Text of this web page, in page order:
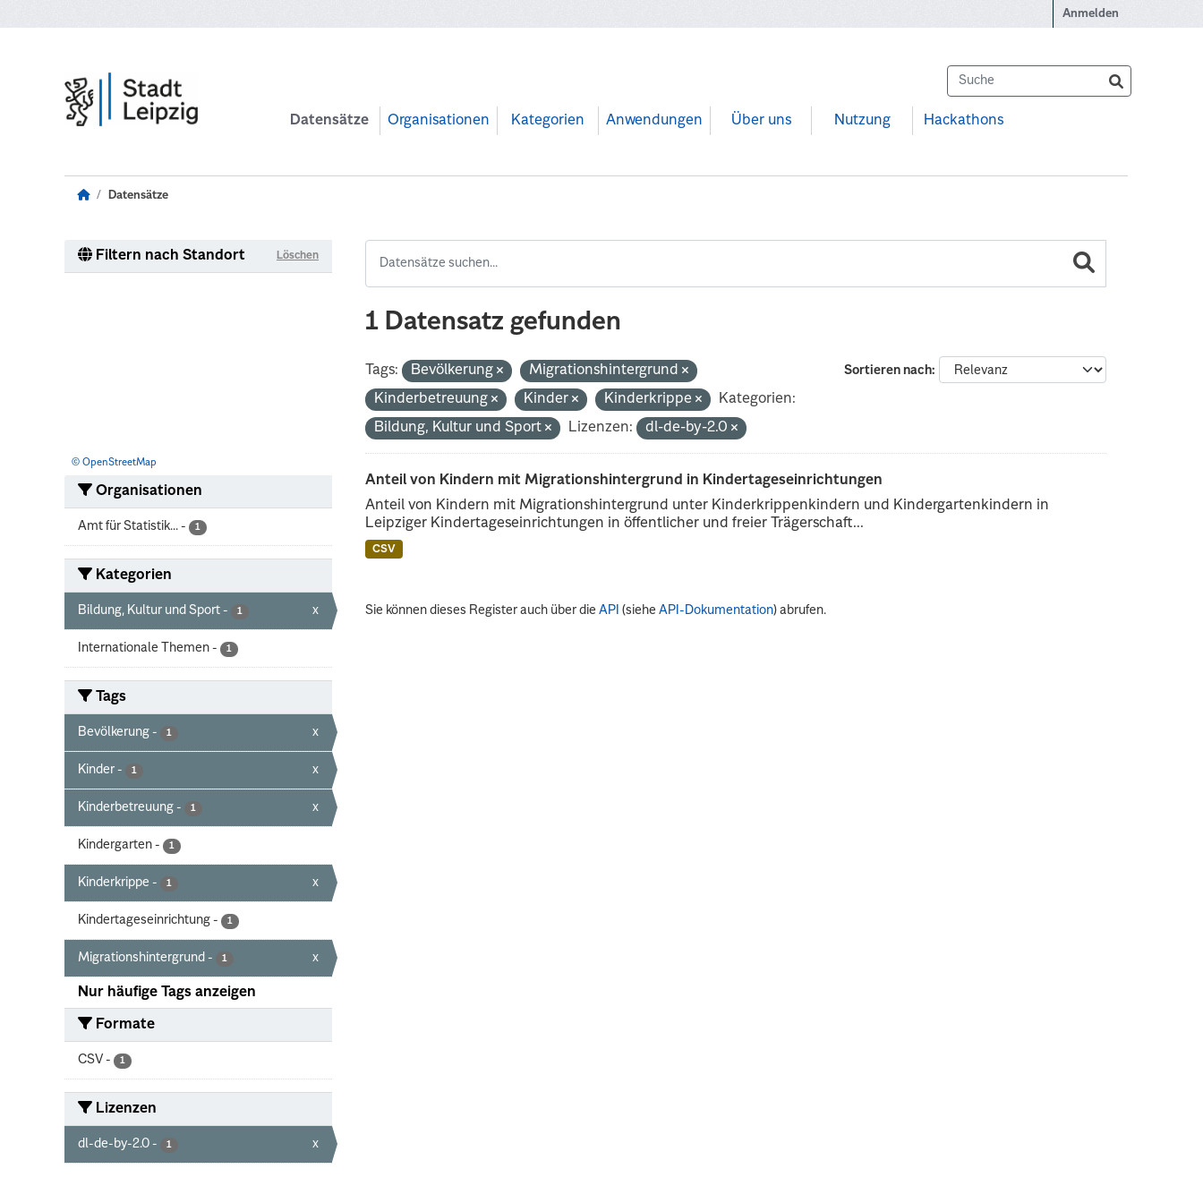
Anmelden
Datensätze Organisationen Kategorien Anwendungen Über uns Nutzung Hackathons
Datensätze
Filtern nach Standort Löschen
© OpenStreetMap
Organisationen
Amt für Statistik... - 1
Kategorien
Bildung, Kultur und Sport - 1 x
Internationale Themen - 1
Tags
Bevölkerung - 1 x
Kinder - 1 x
Kinderbetreuung - 1 x
Kindergarten - 1
Kinderkrippe - 1 x
Kindertageseinrichtung - 1
Migrationshintergrund - 1 x
Nur häufige Tags anzeigen
Formate
CSV - 1
Lizenzen
dl-de-by-2.0 - 1 x
1 Datensatz gefunden
Sortieren nach
Tags: Bevölkerung
Migrationshintergrund
Kinderbetreuung
Kinder Kinderkrippe
Kategorien:
Bildung, Kultur und Sport
Lizenzen: dl-de-by-2.0
Anteil von Kindern mit Migrationshintergrund in Kindertageseinrichtungen
Anteil von Kindern mit Migrationshintergrund unter Kinderkrippenkindern und Kindergartenkindern in
Leipziger Kindertageseinrichtungen in öffentlicher und freier Trägerschaft...
CSV
Sie können dieses Register auch über dieAPI (sieheAPI-Dokumentation) abrufen.